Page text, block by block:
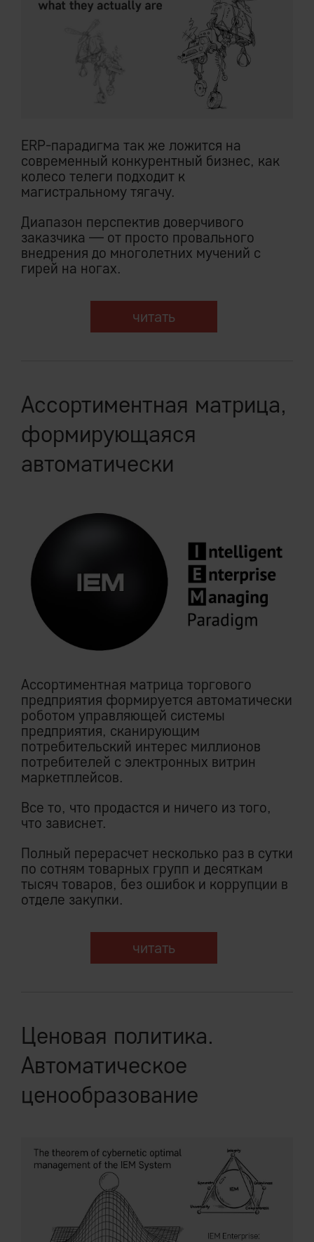
ERP-парадигма так же ложится на
современный конкурентный бизнес, как
колесо телеги подходит к
магистральному тягачу.
Диапазон перспектив доверчивого
заказчика — от просто провального
внедрения до многолетних мучений с
гирей на ногах.
читать
Ассортиментная матрица,
формирующаяся
автоматически
Ассортиментная матрица торгового
предприятия формируется автоматически
роботом управляющей системы
предприятия, сканирующим
потребительский интерес миллионов
потребителей с электронных витрин
маркетплейсов.
Все то, что продастся и ничего из того,
что зависнет.
Полный перерасчет несколько раз в сутки
по сотням товарных групп и десяткам
тысяч товаров, без ошибок и коррупции в
отделе закупки.
читать
Ценовая политика.
Автоматическое
ценообразование